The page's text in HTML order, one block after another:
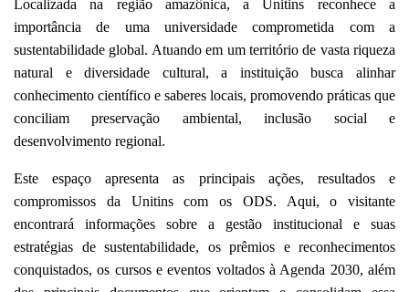
Localizada na região amazônica, a Unitins reconhece a
importância de uma universidade comprometida com a
sustentabilidade global. Atuando em um território de vasta riqueza
natural e diversidade cultural, a instituição busca alinhar
conhecimento científico e saberes locais, promovendo práticas que
conciliam preservação ambiental, inclusão social e
desenvolvimento regional.
Este espaço apresenta as principais ações, resultados e
compromissos da Unitins com os ODS. Aqui, o visitante
encontrará informações sobre a gestão institucional e suas
estratégias de sustentabilidade, os prêmios e reconhecimentos
conquistados, os cursos e eventos voltados à Agenda 2030, além